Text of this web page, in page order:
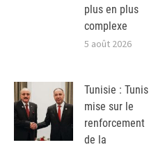
plus en plus
complexe
5 août 2026
Tunisie : Tunis
mise sur le
renforcement
de la